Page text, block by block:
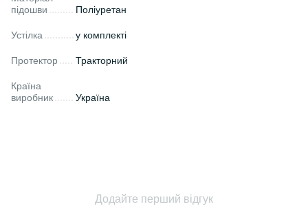
підошви
Поліуретан
Устілка у комплекті
Протектор Тракторний
Країна
виробник
Україна
Додайте перший відгук